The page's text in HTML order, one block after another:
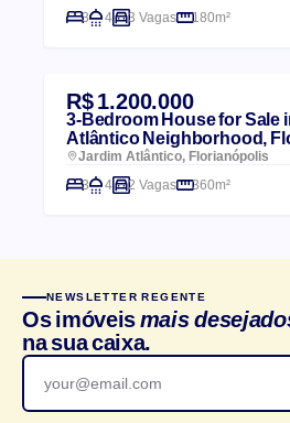
3
4 3 Vagas 180m²
R$ 1.200.000
3-Bedroom House for Sale
Atlântico Neighborhood,
Jardim Atlântico, Florianópolis
3
4 2 Vagas 360m²
NEWSLETTER REGENTE
Os imóveismais
na sua caixa.